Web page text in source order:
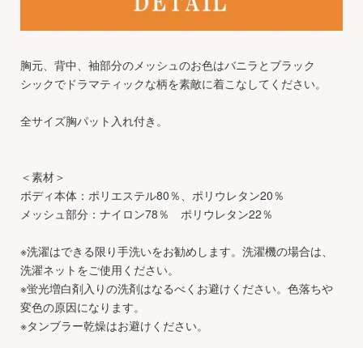
胸元、背中、袖部分のメッシュのお色はバニラとブラック
シックでドラマティックな柄を素敵に着こなしてください。
全サイズ胸パット入れ付き。
＜素材＞
ボディ本体：ポリエステル80％、ポリウレタン20％
メッシュ部分：ナイロン78％ ポリウレタン22％
※洗濯はできる限り手洗いをお勧めします。洗濯機の場合は、
洗濯ネットをご使用ください。
※蛍光増白剤入りの洗剤はなるべくお避けください。色落ちや
変色の原因になります。
※タンブラー乾燥はお避けください。